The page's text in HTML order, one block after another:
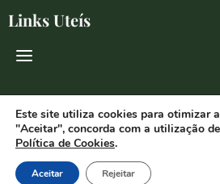
Links Uteís
Redes Sociais
© 2026 Florália Comércio de Flores
Este site utiliza cookies para otimizar
"Aceitar", concorda com a utilização
Política de Cookies.
Aceitar Rejeitar